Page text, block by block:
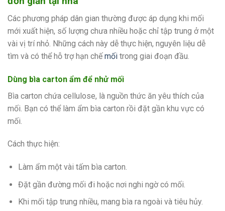
Các phương pháp dân gian thường được áp dụng khi mối
mới xuất hiện, số lượng chưa nhiều hoặc chỉ tập trung ở một
vài vị trí nhỏ. Những cách này dễ thực hiện, nguyên liệu dễ
tìm và có thể hỗ trợ hạn chếmối trong giai đoạn đầu.
Dùng bìa carton ẩm để nhử mối
Bìa carton chứa cellulose, là nguồn thức ăn yêu thích của
mối. Bạn có thể làm ẩm bìa carton rồi đặt gần khu vực có
mối.
Cách thực hiện:
Làm ẩm một vài tấm bìa carton.
Đặt gần đường mối đi hoặc nơi nghi ngờ có mối.
Khi mối tập trung nhiều, mang bìa ra ngoài và tiêu hủy.